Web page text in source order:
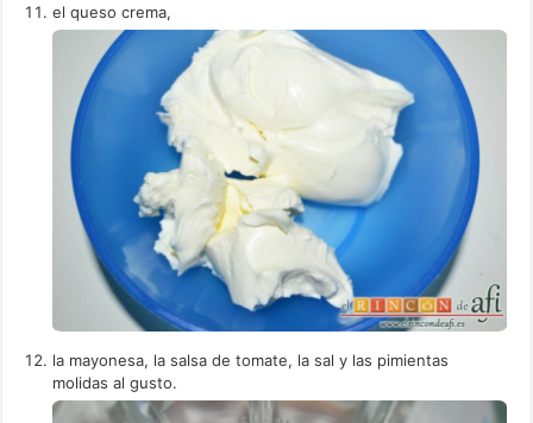
el queso crema,
la mayonesa, la salsa de tomate, la sal y las pimientas
molidas al gusto.